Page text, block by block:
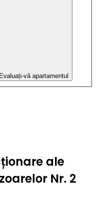
Evaluați-vă apartamentul
ale
Nr. 2